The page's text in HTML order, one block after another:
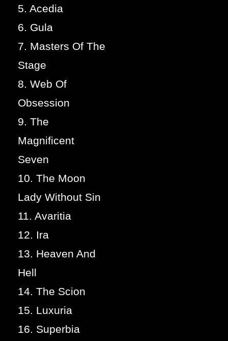
5. Acedia
6. Gula
7. Masters Of The
Stage
8. Web Of
Obsession
9. The
Magnificent
Seven
10. The Moon
Lady Without Sin
11. Avaritia
12. Ira
13. Heaven And
Hell
14. The Scion
15. Luxuria
16. Superbia